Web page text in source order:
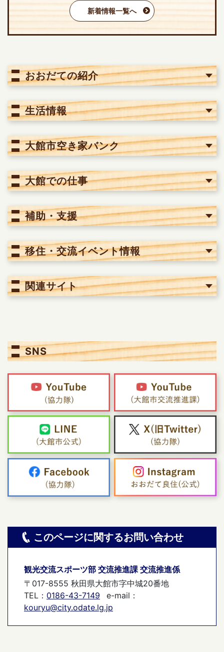
新着情報一覧へ
おおだての紹介
生活情報
大館市空き家バンク
大館での仕事
補助・支援
移住・交流イベント情報
関連サイト
SNS
このページに関するお問い合わせ
観光交流スポーツ部 交流推進課 交流推進係
〒017-8555 秋田県大館市字中城20番地
TEL： 0186-43-7149
e-mail：
kouryu@city.odate.lg.jp